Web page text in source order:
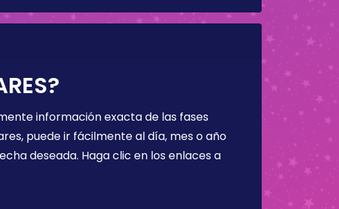
información exacta de las fases
puede ir fácilmente al día, mes o año
deseada. Haga clic en los enlaces a